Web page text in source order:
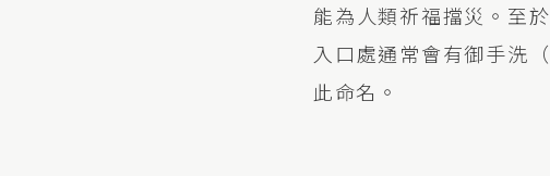
能為人類祈福擋災。至
入口處通常會有御手洗
此命名。